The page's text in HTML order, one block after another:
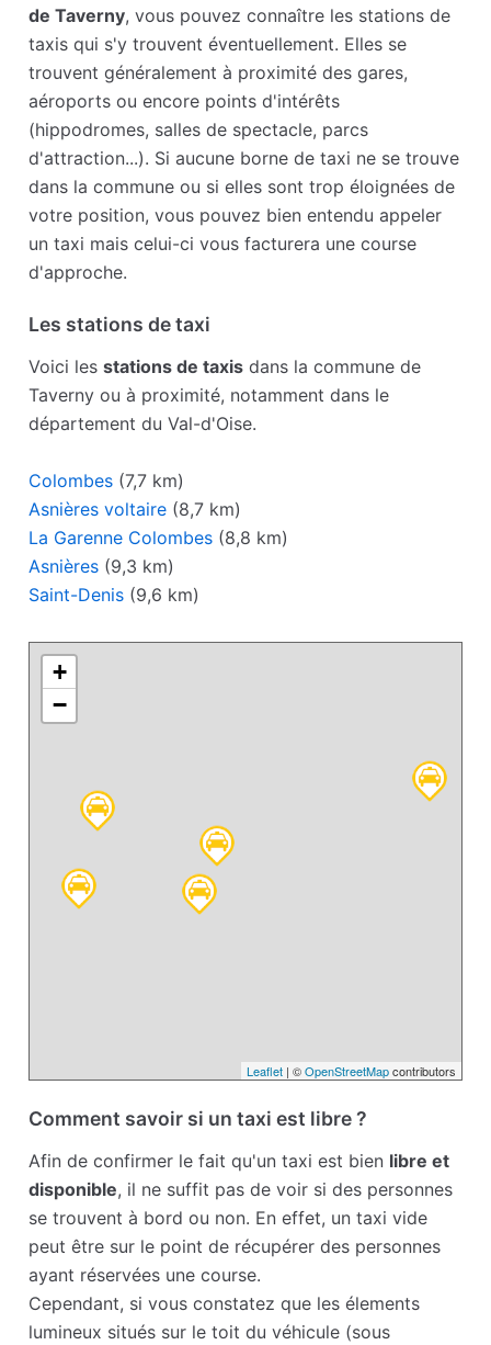
de Taverny, vous pouvez connaître les stations de
taxis qui s'y trouvent éventuellement. Elles se
trouvent généralement à proximité des gares,
aéroports ou encore points d'intérêts
(hippodromes, salles de spectacle, parcs
d'attraction...). Si aucune borne de taxi ne se trouve
dans la commune ou si elles sont trop éloignées de
votre position, vous pouvez bien entendu appeler
un taxi mais celui-ci vous facturera une course
d'approche.
Les stations de taxi
Voici lesstations de taxis dans la commune de
Taverny ou à proximité, notamment dans le
département du Val-d'Oise.
Colombes (7,7 km)
Asnières voltaire (8,7 km)
La Garenne Colombes (8,8 km)
Asnières (9,3 km)
Saint-Denis (9,6 km)
+
−
Leaflet| ©OpenStreetMapcontributors
Comment savoir si un taxi est libre ?
Afin de confirmer le fait qu'un taxi est bien libre et
disponible, il ne suffit pas de voir si des personnes
se trouvent à bord ou non. En effet, un taxi vide
peut être sur le point de récupérer des personnes
ayant réservées une course.
Cependant, si vous constatez que les élements
lumineux situés sur le toit du véhicule (sous